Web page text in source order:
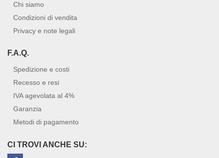
Chi siamo
Condizioni di vendita
Privacy e note legali
F.A.Q.
Spedizione e costi
Recesso e resi
IVA agevolata al 4%
Garanzia
Metodi di pagamento
CI TROVI ANCHE SU: